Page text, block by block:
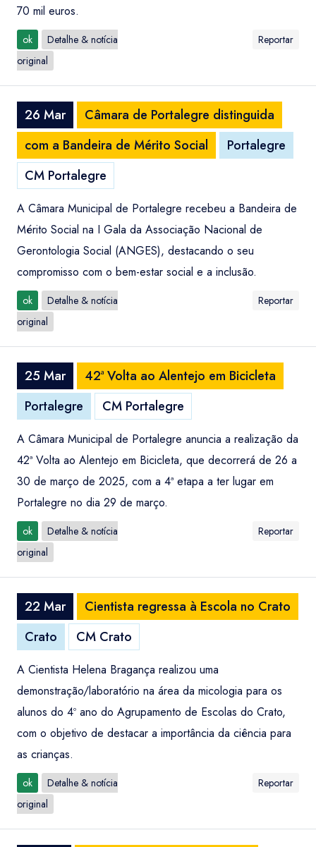
70 mil euros.
ok
Detalhe & notícia
original
Reportar
26 Mar
Câmara de Portalegre distinguida
com a Bandeira de Mérito Social
Portalegre
CM Portalegre
A Câmara Municipal de Portalegre recebeu a Bandeira de
Mérito Social na I Gala da Associação Nacional de
Gerontologia Social (ANGES), destacando o seu
compromisso com o bem-estar social e a inclusão.
ok
Detalhe & notícia
original
Reportar
25 Mar
42ª Volta ao Alentejo em Bicicleta
Portalegre
CM Portalegre
A Câmara Municipal de Portalegre anuncia a realização da
42ª Volta ao Alentejo em Bicicleta, que decorrerá de 26 a
30 de março de 2025, com a 4ª etapa a ter lugar em
Portalegre no dia 29 de março.
ok
Detalhe & notícia
original
Reportar
22 Mar
Cientista regressa à Escola no Crato
Crato
CM Crato
A Cientista Helena Bragança realizou uma
demonstração/laboratório na área da micologia para os
alunos do 4º ano do Agrupamento de Escolas do Crato,
com o objetivo de destacar a importância da ciência para
as crianças.
ok
Detalhe & notícia
original
Reportar